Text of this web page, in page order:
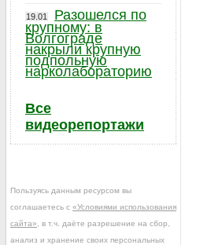
19.01
Разошелся по
крупному: в
Волгограде
накрыли крупную
подпольную
нарколабораторию
Все
видеорепортажи
Пользуясь данным ресурсом вы
соглашаетесь с «Условиями использования
сайта» , в т.ч. даёте разрешение на сбор,
анализ и хранение своих персональных